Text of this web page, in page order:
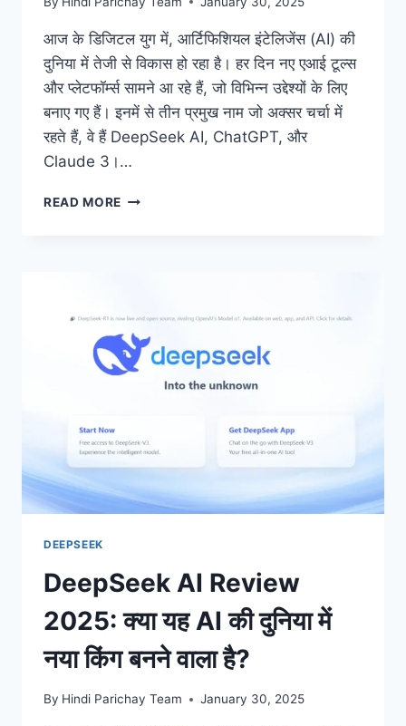
आज के डिजिटल युग में, आर्टिफिशियल इंटेलिजेंस (AI) की
दुनिया में तेजी से विकास हो रहा है। हर दिन नए एआई टूल्स
और प्लेटफॉर्म्स सामने आ रहे हैं, जो विभिन्न उद्देश्यों के लिए
बनाए गए हैं। इनमें से तीन प्रमुख नाम जो अक्सर चर्चा में
रहते हैं, वे हैं DeepSeek AI, ChatGPT, और
Claude 3।…
READ MORE DEEPSEEK
पावरफुल
AI
टूल
DEEPSEEK
DeepSeek AI Review
2025: क्या यह AI की दुनिया में
नया किंग बनने वाला है?
By Hindi Parichay Team January 30, 2025